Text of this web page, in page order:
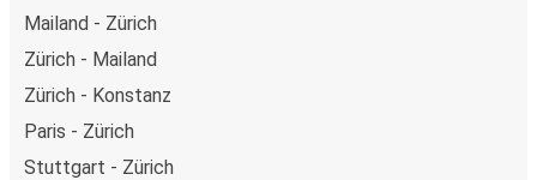
Mailand - Zürich
Zürich - Mailand
Zürich - Konstanz
Paris - Zürich
Stuttgart - Zürich